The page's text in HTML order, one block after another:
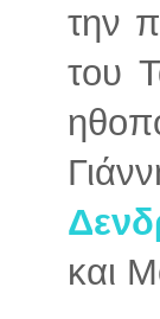
την
του
και